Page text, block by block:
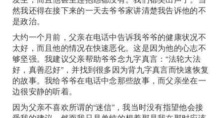
然我还得在接下来的一天去爷爷家讲清楚我告诉他的不
是政治。
大约一个月前，父亲在电话中告诉我爷爷的健康状况不
太好，而且他的情况在快速恶化。这是因为他的心志不
够坚强。我建议父亲帮助爷爷念九字真言：“法轮大法
好，真善忍好”，并找到很多因为背九字真言而快速恢复
的故事。我给爷爷在电话中念那些故事，而父亲坐在一
边很安静的听着。
因为父亲不喜欢所谓的“迷信”，我当时没有指望他会接